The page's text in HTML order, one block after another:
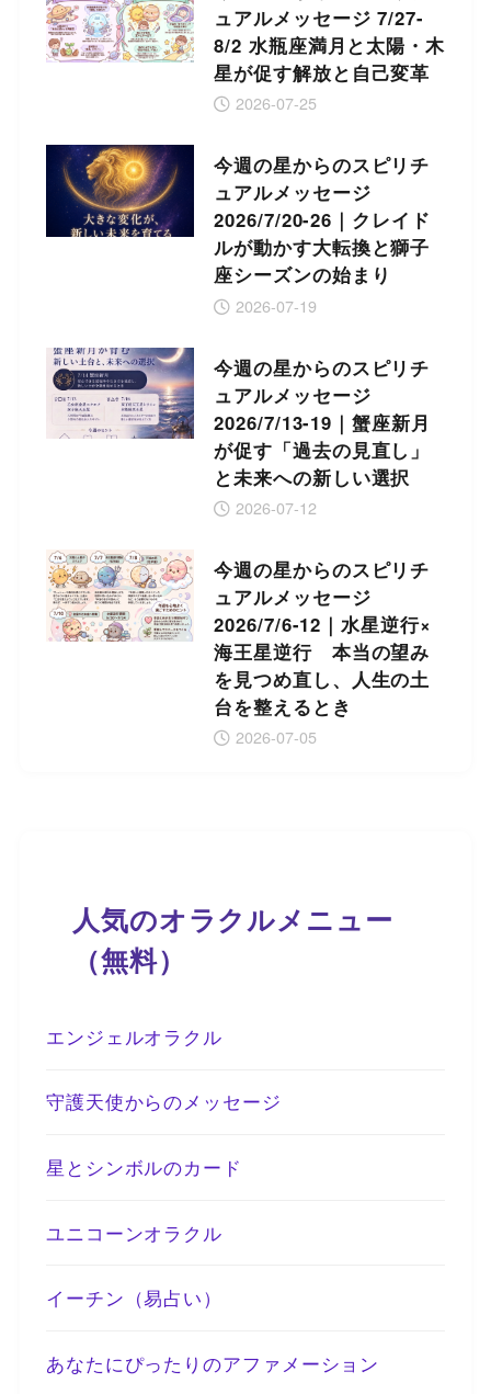
ュアルメッセージ 7/27-
8/2 水瓶座満月と太陽・木
星が促す解放と自己変革
2026-07-25
今週の星からのスピリチ
ュアルメッセージ
2026/7/20-26｜クレイド
ルが動かす大転換と獅子
座シーズンの始まり
2026-07-19
今週の星からのスピリチ
ュアルメッセージ
2026/7/13-19｜蟹座新月
が促す「過去の見直し」
と未来への新しい選択
2026-07-12
今週の星からのスピリチ
ュアルメッセージ
2026/7/6-12｜水星逆行×
海王星逆行 本当の望み
を見つめ直し、人生の土
台を整えるとき
2026-07-05
人気のオラクルメニュー
（無料）
エンジェルオラクル
守護天使からのメッセージ
星とシンボルのカード
ユニコーンオラクル
イーチン（易占い）
あなたにぴったりのアファメーション